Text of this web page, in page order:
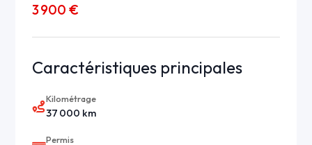
3 900 €
Caractéristiques principales
Kilométrage
37 000 km
Permis